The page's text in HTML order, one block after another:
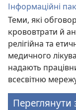
Інформаційні
Теми, які
крововтрати й
релігійна та
медичного
надають
всесвітню